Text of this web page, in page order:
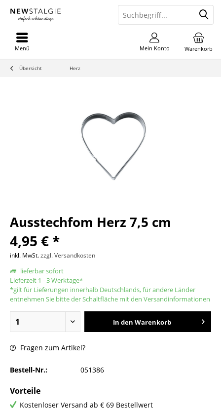
Warenkorb
Mein Konto
Menü
Übersicht Herz
Ausstechfom Herz 7,5 cm
4,95 € *
inkl. MwSt.zzgl. Versandkosten
lieferbar sofort
Lieferzeit 1 - 3 Werktage*
*gilt für Lieferungen innerhalb Deutschlands, für andere Länder
entnehmen Sie bitte der Schaltfläche mit den Versandinformationen
In den Warenkorb
Fragen zum Artikel?
Bestell-Nr.: 051386
Vorteile
Kostenloser Versand ab € 69 Bestellwert